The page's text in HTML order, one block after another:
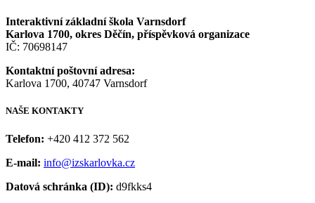
Interaktivní základní škola Varnsdorf
Karlova 1700, okres Děčín, příspěvková organizace
IČ: 70698147
Kontaktní poštovní adresa:
Karlova 1700, 40747 Varnsdorf
NAŠE KONTAKTY
Telefon: +420 412 372 562
E-mail: info@izskarlovka.cz
Datová schránka (ID): d9fkks4